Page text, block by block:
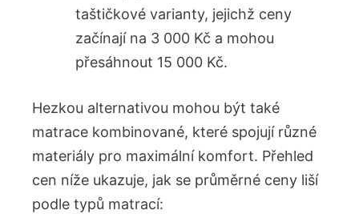
taštičkové varianty, jejichž ceny
začínají na 3 000 Kč a mohou
přesáhnout 15 000 Kč.
Hezkou alternativou mohou být také
matrace kombinované, které spojují různé
materiály pro maximální komfort. Přehled
cen níže ukazuje, jak se průměrné ceny liší
podle typů matrací: